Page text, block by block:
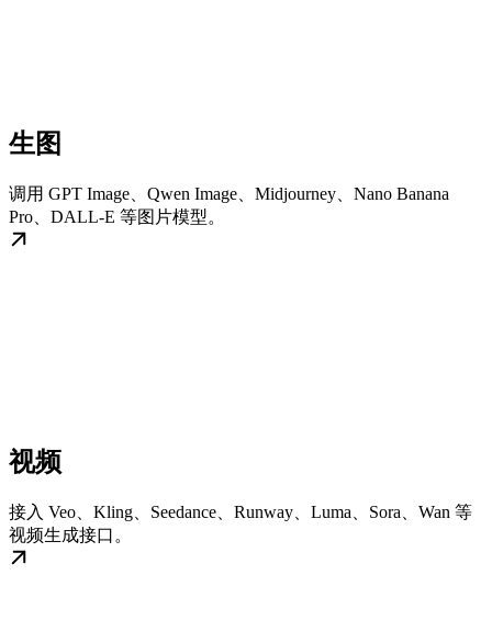
生图
调用 GPT Image、Qwen Image、Midjourney、Nano Banana
Pro、DALL-E 等图片模型。
视频
接入 Veo、Kling、Seedance、Runway、Luma、Sora、Wan 等
视频生成接口。